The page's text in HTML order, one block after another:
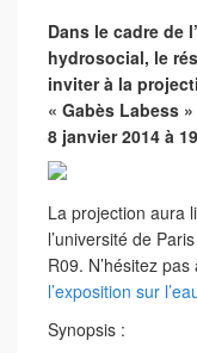
Dans le cadre de
hydrosocial, le
inviter à la
« Gabès Labess
8 janvier 2014 à
La projection aura
l’université de
R09. N’hésitez
l’exposition sur
Synopsis :